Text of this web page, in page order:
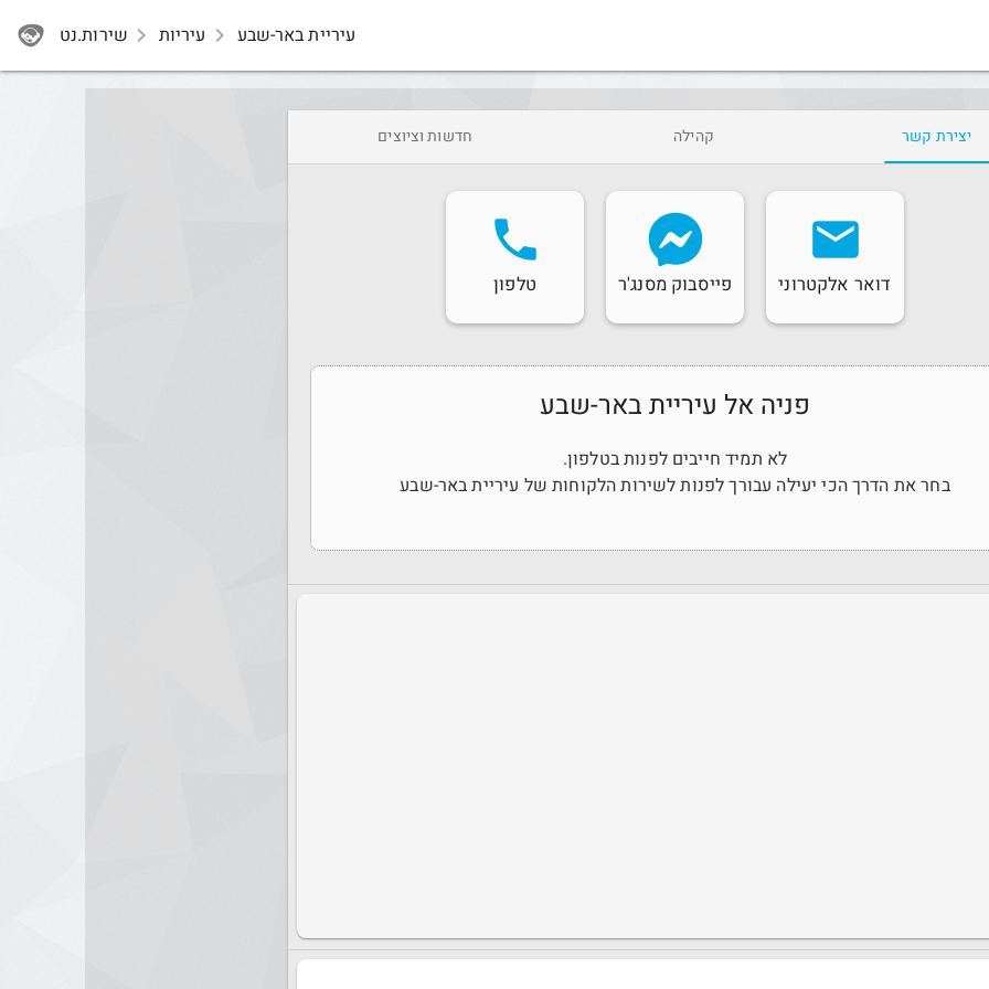
שירות.נט navigate_next עיריות navigate_next עיריית באר-שבע
יצירת קשר קהילה חדשות וציוצים
email
דואר אלקטרוני פייסבוק מסנג'ר
phone
טלפון
פניה אל עיריית באר-שבע
לא תמיד חייבים לפנות בטלפון.
בחר את הדרך הכי יעילה עבורך לפנות לשירות הלקוחות של עיריית באר-שבע